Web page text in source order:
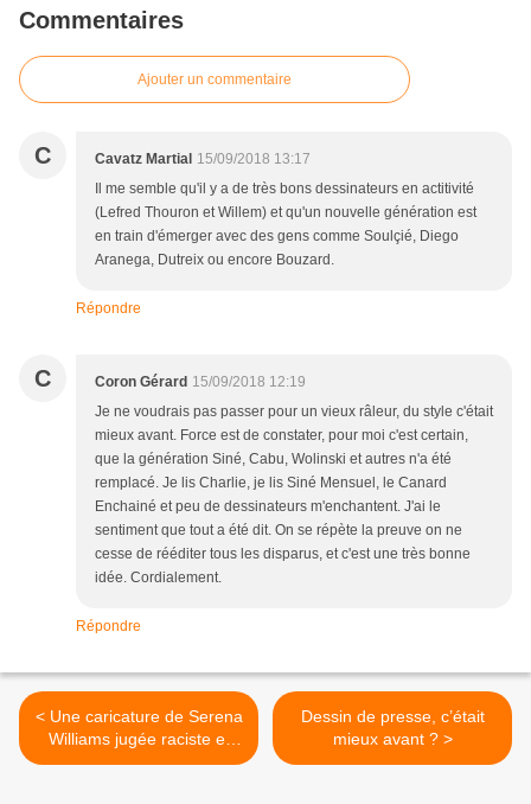
Commentaires
Ajouter un commentaire
C Cavatz Martial 15/09/2018 13:17
Il me semble qu'il y a de très bons dessinateurs en actitivité
(Lefred Thouron et Willem) et qu'un nouvelle génération est
en train d'émerger avec des gens comme Soulçié, Diego
Aranega, Dutreix ou encore Bouzard.
Répondre
C Coron Gérard 15/09/2018 12:19
Je ne voudrais pas passer pour un vieux râleur, du style c'était
mieux avant. Force est de constater, pour moi c'est certain,
que la génération Siné, Cabu, Wolinski et autres n'a été
remplacé. Je lis Charlie, je lis Siné Mensuel, le Canard
Enchainé et peu de dessinateurs m'enchantent. J'ai le
sentiment que tout a été dit. On se répète la preuve on ne
cesse de rééditer tous les disparus, et c'est une très bonne
idée. Cordialement.
Répondre
< Une caricature de Serena
Williams jugée raciste et
sexiste crée la polémique
Dessin de presse, c’était
mieux avant ? >